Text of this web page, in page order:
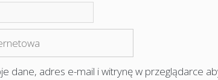
dane, adres e-mail i witrynę w przeglądarce